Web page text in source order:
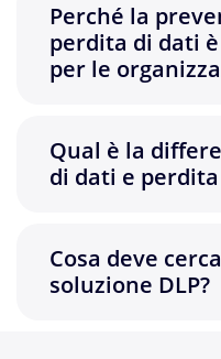
Perché la
perdita di dati
per le
Qual è la
di dati e
Cosa deve
soluzione DLP?